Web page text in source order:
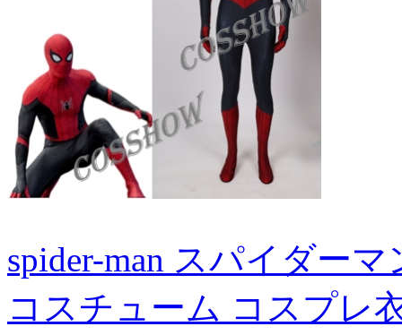
spider-man スパイダー
コスチューム コスプレ